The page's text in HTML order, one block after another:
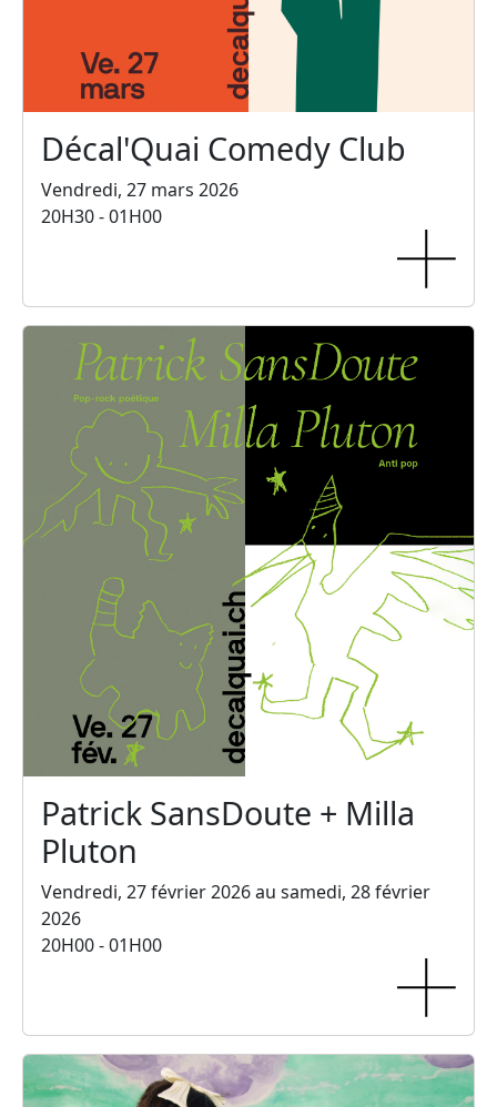
Décal'Quai Comedy Club
Vendredi, 27 mars 2026
20H30 - 01H00
Patrick SansDoute + Milla
Pluton
Vendredi, 27 février 2026 au samedi, 28 février
2026
20H00 - 01H00